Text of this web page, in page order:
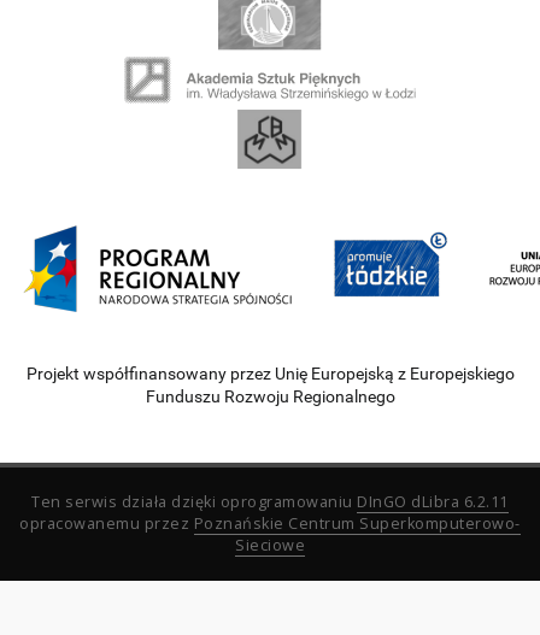
Projekt współfinansowany przez Unię Europejską z Europejskiego
Funduszu Rozwoju Regionalnego
Ten serwis działa dzięki oprogramowaniu DInGO dLibra 6.2.11
opracowanemu przez Poznańskie Centrum Superkomputerowo-
Sieciowe